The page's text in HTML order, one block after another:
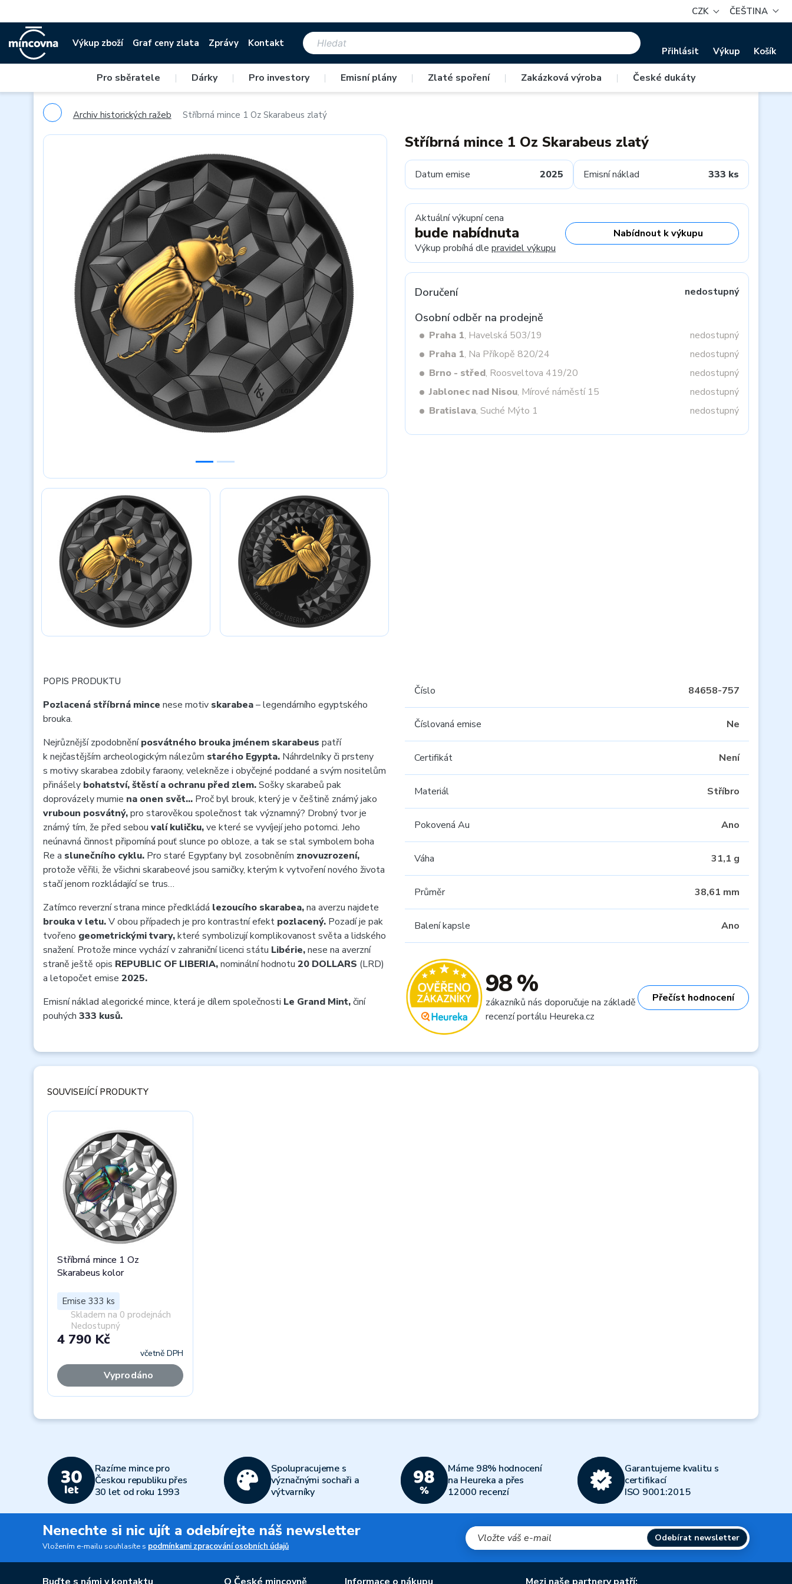
CZK ČEŠTINA
Výkup zboží Graf ceny zlata Zprávy Kontakt
Přihlásit Výkup Košík
Pro sběratele | Dárky | Pro investory | Emisní plány | Zlaté spoření | Zakázková výroba | České dukáty
Archiv historických ražeb Stříbrná mince 1 Oz Skarabeus zlatý
Previous
Stříbrná mince 1 Oz Skarabeus zlatý
Datum emise 2025 Emisní náklad 333 ks
Aktuální výkupní cena
bude nabídnuta
Výkup probíhá dle pravidel výkupu
Nabídnout k výkupu
Doručení nedostupný
Osobní odběr na prodejně
Praha 1, Havelská 503/19
nedostupný
Praha 1, Na Příkopě 820/24
nedostupný
Brno - střed, Roosveltova 419/20
nedostupný
Jablonec nad Nisou, Mírové náměstí 15
nedostupný
Bratislava, Suché Mýto 1 nedostupný
POPIS PRODUKTU
Pozlacená stříbrná mince nese motiv skarabea– legendárního egyptského
brouka.
Nejrůznější zpodobněníposvátného brouka jménem skarabeus patří
k nejčastějším archeologickým nálezům starého Egypta. Náhrdelníky či prsteny
s motivy skarabea zdobily faraony, velekněze i obyčejné poddané a svým nositelům
přinášely bohatství, štěstí a ochranu před zlem.Sošky skarabeů pak
doprovázely mumie na onen svět… Proč byl brouk, který je v češtině známý jako
vruboun posvátný,pro starověkou společnost tak významný? Drobný tvor je
známý tím, že před sebou valí kuličku,ve které se vyvíjejí jeho potomci. Jeho
neúnavná činnost připomíná pouť slunce po obloze, a tak se stal symbolem boha
Re a slunečního cyklu. Pro staré Egypťany byl zosobněním znovuzrození,
protože věřili, že všichni skarabeové jsou samičky, kterým k vytvoření nového života
stačí jenom rozkládající se trus…
Zatímco reverzní strana mince předkládá lezoucího skarabea,na averzu najdete
brouka v letu.V obou případech je pro kontrastní efekt pozlacený. Pozadí je pak
tvořeno geometrickými tvary,které symbolizují komplikovanost světa a lidského
snažení. Protože mince vychází v zahraniční licenci státu Libérie,nese na averzní
straně ještě opis REPUBLIC OF LIBERIA,nominální hodnotu 20 DOLLARS (LRD)
a letopočet emise 2025.
Emisní náklad alegorické mince, která je dílem společnosti Le Grand Mint,činí
pouhých 333 kusů.
Číslo 84658-757
Číslovaná emise Ne
Certifikát Není
Materiál Stříbro
Pokovená Au Ano
Váha 31,1 g
Průměr 38,61 mm
Balení kapsle Ano
98 %
zákazníků nás doporučuje na základě
recenzí portálu Heureka.cz
Přečíst hodnocení
SOUVISEJÍCÍ PRODUKTY
Stříbrná mince 1 Oz
Skarabeus kolor
Emise 333 ks
Skladem na 0 prodejnách
Nedostupný
4 790 Kč
včetně DPH
Vyprodáno
Razíme mince pro
Českou republiku přes
30 let od roku 1993
Spolupracujeme s
význačnými sochaři a
výtvarníky
Máme 98% hodnocení
na Heureka a přes
12000 recenzí
Garantujeme kvalitu s
certifikací
ISO 9001:2015
Nenechte si nic ujít a odebírejte náš newsletter
Vložením e-mailu souhlasíte s podmínkami zpracování osobních údajů
Odebírat newsletter